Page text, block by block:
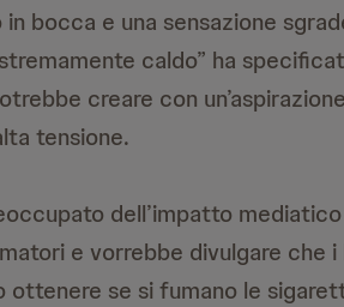
bocca e una sensazione
caldo” ha
creare con
tensione.
dell’impatto
e vorrebbe divulgare che
ottenere se si fumano le